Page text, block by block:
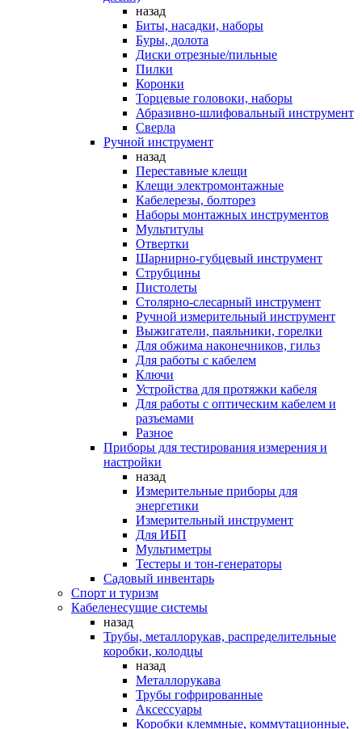
назад
Биты, насадки, наборы
Буры, долота
Диски отрезные/пильные
Пилки
Коронки
Торцевые головоки, наборы
Абразивно-шлифовальный инструмент
Сверла
Ручной инструмент
назад
Переставные клещи
Клещи электромонтажные
Кабелерезы, болторез
Наборы монтажных инструментов
Мультитулы
Отвертки
Шарнирно-губцевый инструмент
Струбцины
Пистолеты
Столярно-слесарный инструмент
Ручной измерительный инструмент
Выжигатели, паяльники, горелки
Для обжима наконечников, гильз
Для работы с кабелем
Ключи
Устройства для протяжки кабеля
Для работы с оптическим кабелем и
разъемами
Разное
Приборы для тестирования измерения и
настройки
назад
Измерительные приборы для
энергетики
Измерительный инструмент
Для ИБП
Мультиметры
Тестеры и тон-генераторы
Садовый инвентарь
Спорт и туризм
Кабеленесущие системы
назад
Трубы, металлорукав, распределительные
коробки, колодцы
назад
Металлорукава
Трубы гофрированные
Аксессуары
Коробки клеммные, коммутационные,